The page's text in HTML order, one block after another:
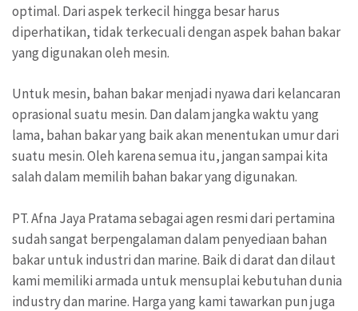
optimal. Dari aspek terkecil hingga besar harus
diperhatikan, tidak terkecuali dengan aspek bahan bakar
yang digunakan oleh mesin.
Untuk mesin, bahan bakar menjadi nyawa dari kelancaran
oprasional suatu mesin. Dan dalam jangka waktu yang
lama, bahan bakar yang baik akan menentukan umur dari
suatu mesin. Oleh karena semua itu, jangan sampai kita
salah dalam memilih bahan bakar yang digunakan.
PT. Afna Jaya Pratama sebagai agen resmi dari pertamina
sudah sangat berpengalaman dalam penyediaan bahan
bakar untuk industri dan marine. Baik di darat dan dilaut
kami memiliki armada untuk mensuplai kebutuhan dunia
industry dan marine. Harga yang kami tawarkan pun juga